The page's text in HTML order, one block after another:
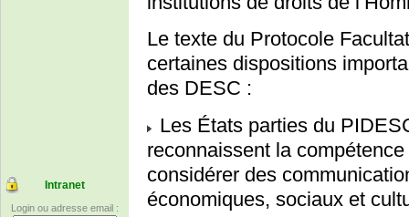
Intranet
Login ou adresse email :
Le texte du Protocole
certaines dispositions
des DESC :
Les États parties du
reconnaissent la
considérer des
économiques, sociaux et